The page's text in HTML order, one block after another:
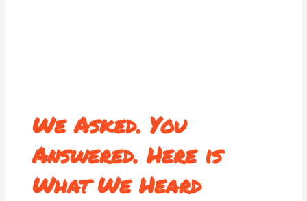
We Asked. You
Answered. Here is
What We Heard